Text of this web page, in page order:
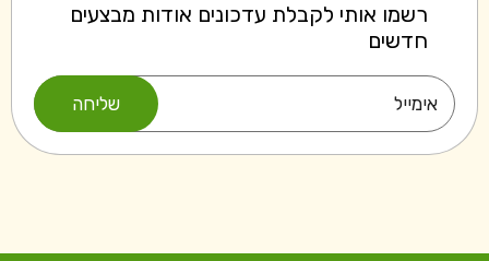
רשמו אותי לקבלת עדכונים אודות מבצעים
חדשים